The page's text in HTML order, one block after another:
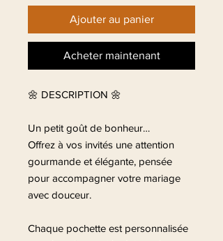
Ajouter au panier
Acheter maintenant
🌼 DESCRIPTION 🌼
Un petit goût de bonheur…
Offrez à vos invités une attention
gourmande et élégante, pensée
pour accompagner votre mariage
avec douceur.
Chaque pochette est personnalisée